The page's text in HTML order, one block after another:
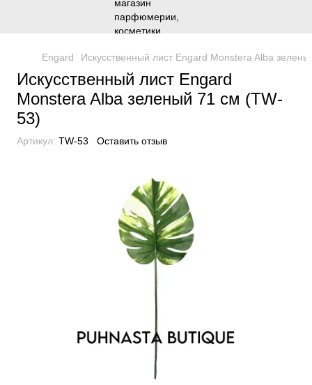
Engard Искусственный лист Engard Monstera Alba
Искусственный лист Engard
Monstera Alba зеленый 71 см (TW-
53)
Артикул: TW-53 Оставить отзыв